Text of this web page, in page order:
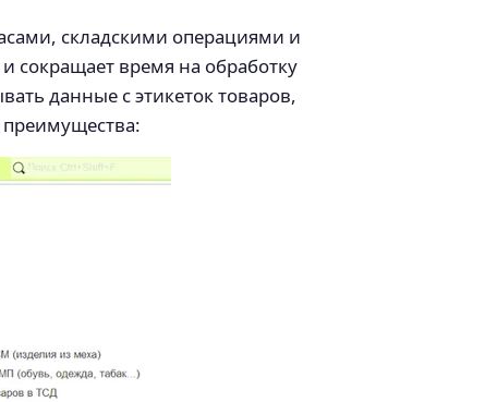
складскими операциями и
сокращает время на обработку
данные с этикеток товаров,